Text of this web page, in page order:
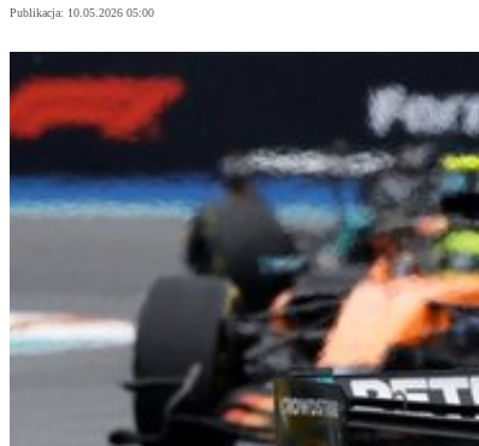
Publikacja: 10.05.2026 05:00